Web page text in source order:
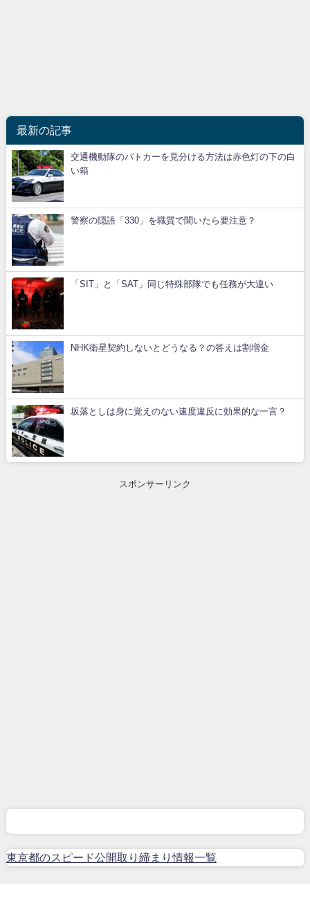
最新の記事
交通機動隊のパトカーを見分ける方法は赤色灯の下の白
い箱
警察の隠語「330」を職質で聞いたら要注意？
「SIT」と「SAT」同じ特殊部隊でも任務が大違い
NHK衛星契約しないとどうなる？の答えは割増金
坂落としは身に覚えのない速度違反に効果的な一言？
スポンサーリンク
東京都のスピード公開取り締まり情報一覧